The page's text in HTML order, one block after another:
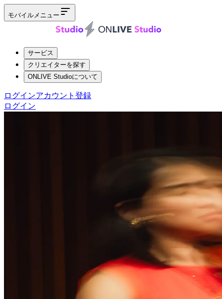
モバイルメニュー
サービス
クリエイターを探す
ONLIVE Studioについて
ログインアカウント登録
ログイン